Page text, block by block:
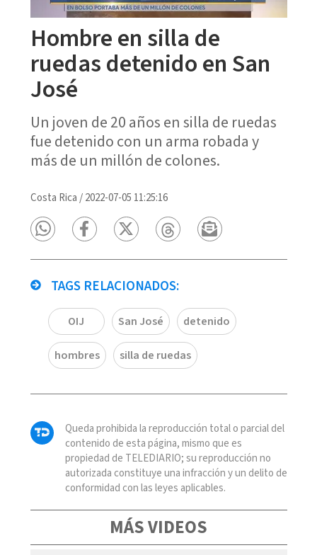
Hombre en silla de
ruedas detenido en San
José
Un joven de 20 años en silla de ruedas
fue detenido con un arma robada y
más de un millón de colones.
Costa Rica /2022-07-05 11:25:16
TAGS RELACIONADOS:
OIJ San José detenido
hombres silla de ruedas
Queda prohibida la reproducción total o parcial del
contenido de esta página, mismo que es
propiedad de TELEDIARIO; su reproducción no
autorizada constituye una infracción y un delito de
conformidad con las leyes aplicables.
MÁS VIDEOS